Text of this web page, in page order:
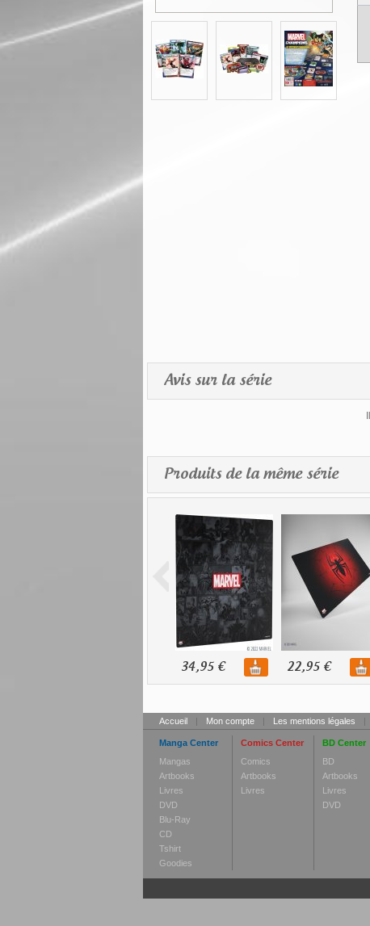
Avis sur la série
Produits de la même série
34,95 € 22,95 €
Accueil | Mon compte | Les mentions légales |
Manga Center
Mangas
Artbooks
Livres
DVD
Blu-Ray
CD
Tshirt
Goodies
Comics Center
Comics
Artbooks
Livres
BD Center
BD
Artbooks
Livres
DVD